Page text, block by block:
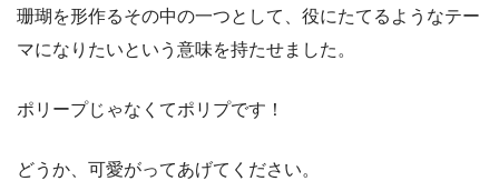
珊瑚を形作るその中の一つとして、役にたてるようなテー
マになりたいという意味を持たせました。
ポリープじゃなくてポリプです！
どうか、可愛がってあげてください。